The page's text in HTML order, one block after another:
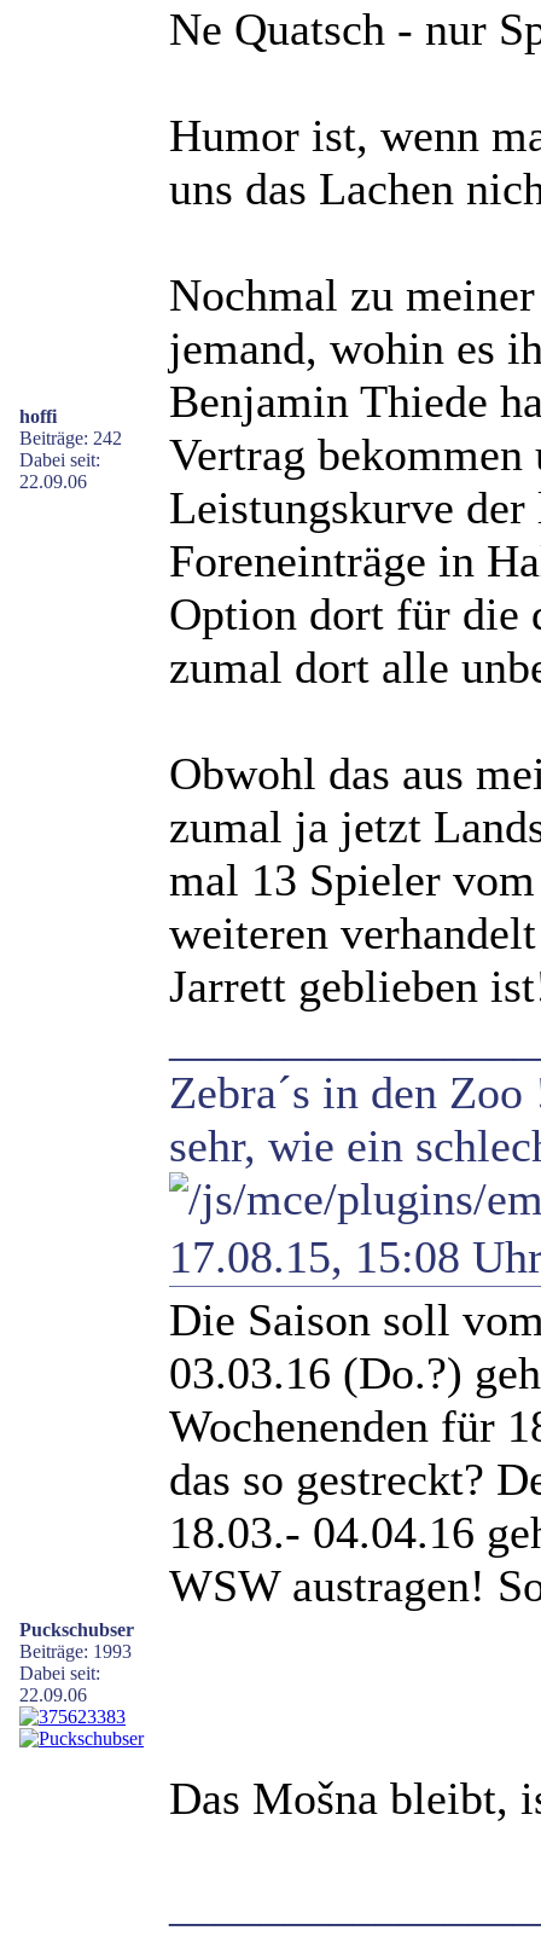
hoffi
Beiträge: 242
Dabei seit:
22.09.06
Ne Quatsch - nur
Humor ist, wenn
uns das Lachen
Nochmal zu
jemand, wohin es
Benjamin Thiede
Vertrag bekommen
Leistungskurve der
Foreneinträge in
Option dort für die
zumal dort alle
Obwohl das aus
zumal ja jetzt
mal 13 Spieler
weiteren
Jarrett geblieben
Zebra´s in den
sehr, wie ein
Puckschubser
Beiträge: 1993
Dabei seit:
22.09.06
17.08.15, 15:08
Die Saison soll
03.03.16 (Do.?)
Wochenenden für
das so gestreckt?
18.03.- 04.04.16
WSW austragen!
Das Mošna bleibt,